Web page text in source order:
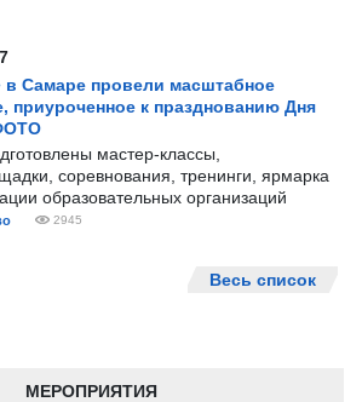
МЕРОПРИЯТИЯ
в Самаре провели масштабное
приуроченное к празднованию Дня
мастер-классы,
соревнования, тренинги, ярмарка
образовательных организаций
2945
Весь список